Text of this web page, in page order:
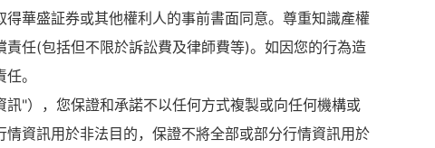
華盛証券或其他權利人的事前書面同意。尊重知識產權
任(包括但不限於訴訟費及律師費等)。如因您的行為造
。
"），您保證和承諾不以任何方式複製或向任何機構或
資訊用於非法目的，保證不將全部或部分行情資訊用於